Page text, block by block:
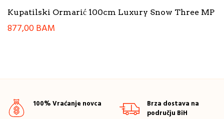
Kupatilski Ormarić 100cm Luxury Snow Three MP
877,00BAM
100% Vraćanje novca
Brza dostava na
području BiH